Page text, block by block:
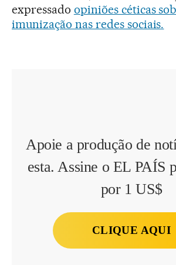
expressado opiniões céticas
imunização nas redes sociais.
Apoie a produção de
esta. Assine o EL PAÍS
por 1 US$
CLIQUE AQUI